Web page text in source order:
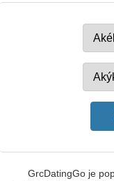
GrcDatingGo je